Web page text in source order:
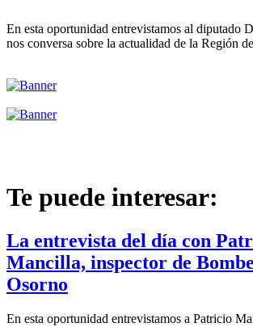
En esta oportunidad entrevistamos al diputado
nos conversa sobre la actualidad de la Región
Te puede interesar:
La entrevista del día con
Mancilla, inspector de
Osorno
En esta oportunidad entrevistamos a Patricio